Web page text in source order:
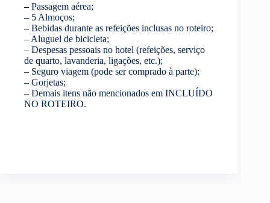
–Passagem aérea;
– 5 Almoços;
– Bebidas durante as refeições inclusas no roteiro;
– Aluguel de bicicleta;
– Despesas pessoais no hotel (refeições, serviço
de quarto, lavanderia, ligações, etc.);
– Seguro viagem (pode ser comprado à parte);
– Gorjetas;
– Demais itens não mencionados em INCLUÍDO
NO ROTEIRO.